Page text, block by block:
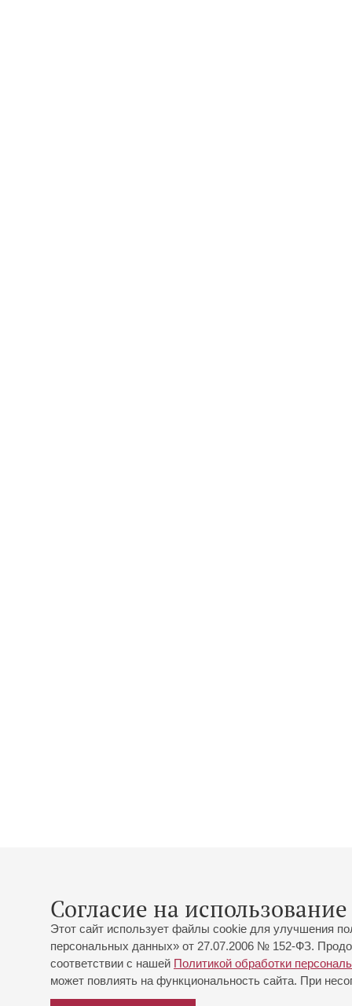
Согласие на
Этот сайт использует файлы cookie для улучшения
персональных данных» от 27.07.2006 № 152-ФЗ.
соответствии с нашей Политикой обработки
может повлиять на функциональность сайта. При